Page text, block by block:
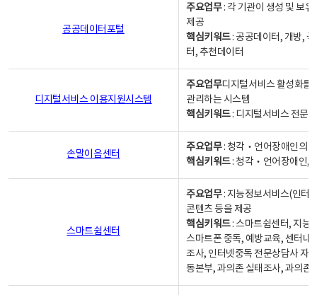
공공데이터포털
주요업무: 각 기관이 생성 및 보
제공
핵심키워드: 공공데이터, 개방,
터, 추천데이터
디지털서비스 이용지원시스템
주요업무디지털서비스 활성화를
관리하는 시스템
핵심키워드: 디지털서비스 전문
손말이음센터
주요업무: 청각‧언어장애인의
핵심키워드: 청각‧언어장애인,
스마트쉼센터
주요업무: 지능정보서비스(인터
콘텐츠 등을 제공
핵심키워드: 스마트쉼센터, 지능
스마트폰 중독, 예방교육, 센터내
조사, 인터넷중독 전문상담사 자
동본부, 과의존 실태조사, 과의존